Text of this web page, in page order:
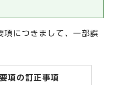
につきまして、一部誤
項の訂正事項